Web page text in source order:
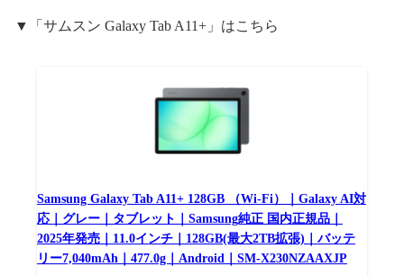
▼「サムスン Galaxy Tab A11+」はこちら
Samsung Galaxy Tab A11+ 128GB （Wi-Fi）｜Galaxy AI対
応｜グレー｜タブレット｜Samsung純正 国内正規品｜
2025年発売｜11.0インチ｜128GB(最大2TB拡張)｜バッテ
リー7,040mAh｜477.0g｜Android｜SM-X230NZAAXJP